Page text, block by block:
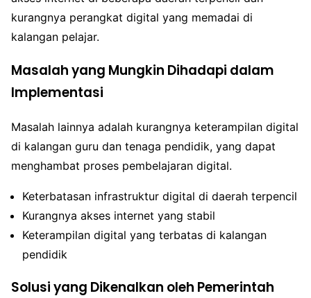
kurangnya perangkat digital yang memadai di
kalangan pelajar.
Masalah yang Mungkin Dihadapi dalam
Implementasi
Masalah lainnya adalah kurangnya keterampilan digital
di kalangan guru dan tenaga pendidik, yang dapat
menghambat proses pembelajaran digital.
Keterbatasan infrastruktur digital di daerah terpencil
Kurangnya akses internet yang stabil
Keterampilan digital yang terbatas di kalangan
pendidik
Solusi yang Dikenalkan oleh Pemerintah